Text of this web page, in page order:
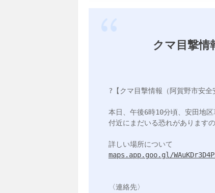
クマ目撃情
?【クマ目撃情報（阿賀野市安全
本日、午後6時10分頃、安田地
付近にまだいる恐れがあります
maps.app.goo.gl/
〈連絡先〉